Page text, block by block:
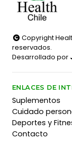
Copyright
reservados.
Desarrollado por
ENLACES DE
Suplementos
Cuidado
Deportes y
Contacto